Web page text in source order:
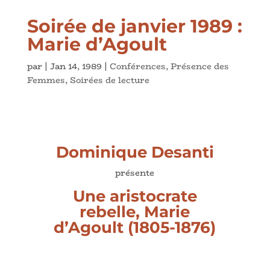
Soirée de janvier 1989 :
Marie d’Agoult
par | Jan 14, 1989 | Conférences,Présence des
Femmes, Soirées de lecture
Dominique Desanti
présente
Une aristocrate
rebelle, Marie
d’Agoult (1805-1876)